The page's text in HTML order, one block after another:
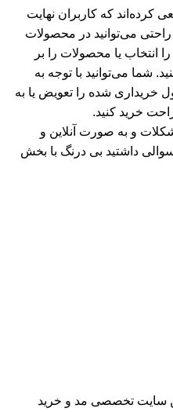
کرده‌اند که کاربران نهایت
راحتی می‌توانید در محصولات
انتخاب یا محصولات را بر
شما می‌توانید با توجه به
تا ۷ روز محصول خریداری شده را تعویض یا به
خرید کنید.
و به صورت آنلاین و
داشتید بی درنگ با بخش
سایت تخصصی مد و خرید